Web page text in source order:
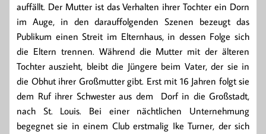
auffällt. Der Mutter ist das Verhalten ihrer Tochter ein Dorn
im Auge, in den darauffolgenden Szenen bezeugt das
Publikum einen Streit im Elternhaus, in dessen Folge sich
die Eltern trennen. Während die Mutter mit der älteren
Tochter auszieht, bleibt die Jüngere beim Vater, der sie in
die Obhut ihrer Großmutter gibt. Erst mit 16 Jahren folgt sie
dem Ruf ihrer Schwester aus dem Dorf in die Großstadt,
nach St. Louis. Bei einer nächtlichen Unternehmung
begegnet sie in einem Club erstmalig Ike Turner, der sich